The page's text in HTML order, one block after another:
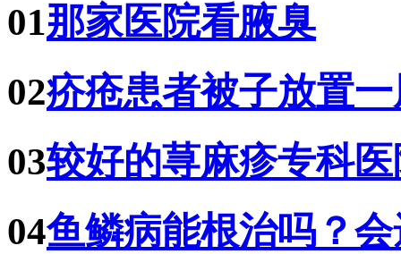
01那家医院看腋臭
02疥疮患者被子放置
03较好的荨麻疹专科
04鱼鳞病能根治吗？